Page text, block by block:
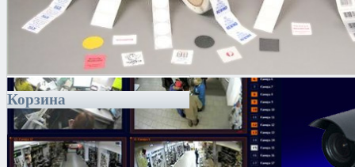
Корзина